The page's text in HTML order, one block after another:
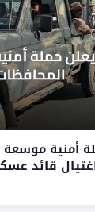
أمنية
اغتيال قائد